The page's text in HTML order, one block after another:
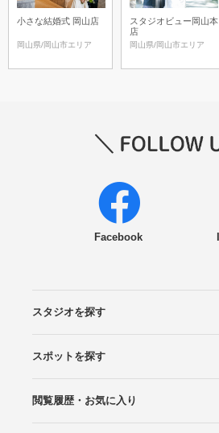
小さな結婚式 岡山店
岡山県/岡山市エリア
スタジオビュー岡山本
店
岡山県/岡山市エリア
Facebook
スタジオを探す
エリアから探す
こだわりから探す
NEW PHOTO STYLE
プランから探す
フォトタイプ診断
フォトグラファーから探す
国内リゾートから探す
スポットを探す
ロケーションから探す
スタジオから探す
閲覧履歴・お気に入り